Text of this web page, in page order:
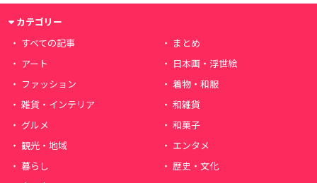
カテゴリー
すべての記事
まとめ
アート
日本画・浮世絵
ファッション
着物・和服
雑貨・インテリア
和雑貨
グルメ
和菓子
観光・地域
エンタメ
暮らし
歴史・文化